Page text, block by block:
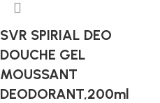
SVR SPIRIAL DEO
DOUCHE GEL
MOUSSANT
DEODORANT,200ml